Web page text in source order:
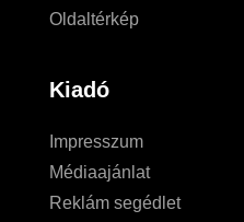
Oldaltérkép
Kiadó
Impresszum
Médiaajánlat
Reklám segédlet